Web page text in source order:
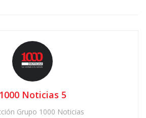
1000 Noticias 5
Grupo 1000 Noticias